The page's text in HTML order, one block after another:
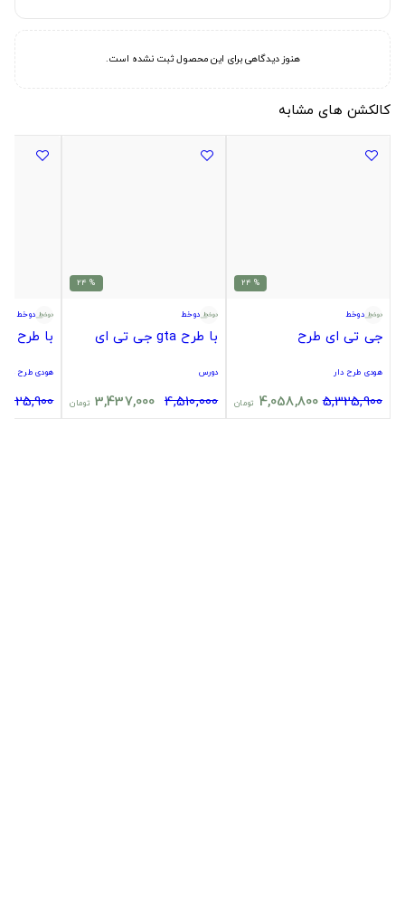
هنوز دیدگاهی برای این محصول ثبت نشده است.
کالکشن های مشابه
% 24
دوخط
جی تی ای طرح
هودی طرح دار
5,325,900
4,058,800 تومان
% 24
دوخط
با طرح gta جی تی ای
دورس
4,510,000
3,437,000 تومان
دوخط
با طرح gta جی تی ای
هودی طرح دار